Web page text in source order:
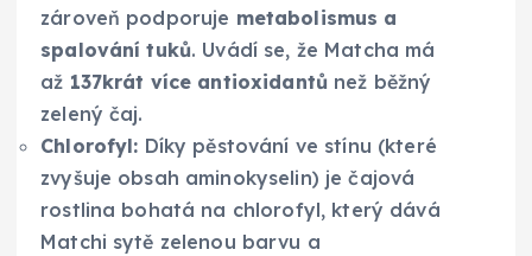
zároveň podporuje metabolismus a
spalování tuků. Uvádí se, že Matcha má
až 137krát více antioxidantů než běžný
zelený čaj.
Chlorofyl: Díky pěstování ve stínu (které
zvyšuje obsah aminokyselin) je čajová
rostlina bohatá na chlorofyl, který dává
Matchi sytě zelenou barvu a